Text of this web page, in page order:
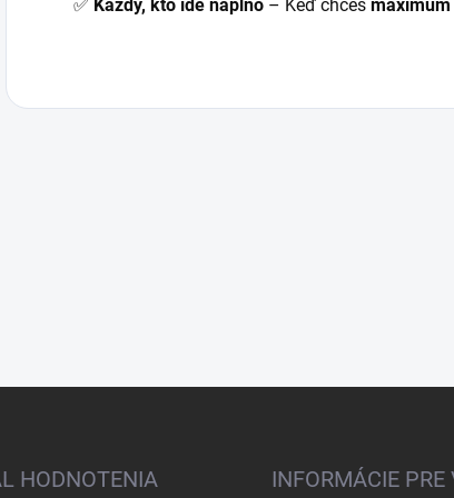
✅ Každý, kto ide naplno – Keď chceš
HODNOTENIA INFORMÁCIE PRE